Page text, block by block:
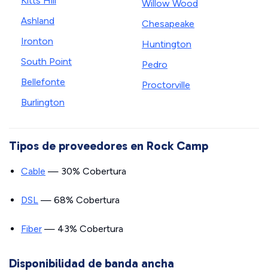
Ashland
Ironton
South Point
Bellefonte
Burlington
Willow Wood
Chesapeake
Huntington
Pedro
Proctorville
Tipos de proveedores en Rock Camp
Cable — 30% Cobertura
DSL — 68% Cobertura
Fiber — 43% Cobertura
Disponibilidad de banda ancha